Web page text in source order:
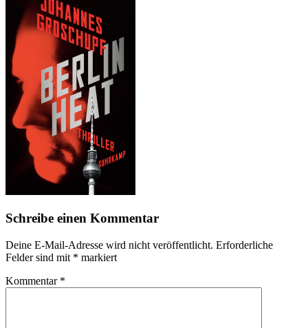
Schreibe einen Kommentar
Deine E-Mail-Adresse wird nicht veröffentlicht. Erforderliche
Felder sind mit * markiert
Kommentar *